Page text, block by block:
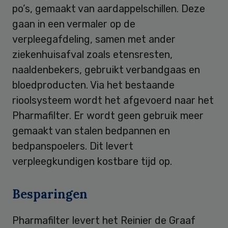
po’s, gemaakt van aardappelschillen. Deze
gaan in een vermaler op de
verpleegafdeling, samen met ander
ziekenhuisafval zoals etensresten,
naaldenbekers, gebruikt verbandgaas en
bloedproducten. Via het bestaande
rioolsysteem wordt het afgevoerd naar het
Pharmafilter. Er wordt geen gebruik meer
gemaakt van stalen bedpannen en
bedpanspoelers. Dit levert
verpleegkundigen kostbare tijd op.
Besparingen
Pharmafilter levert het Reinier de Graaf